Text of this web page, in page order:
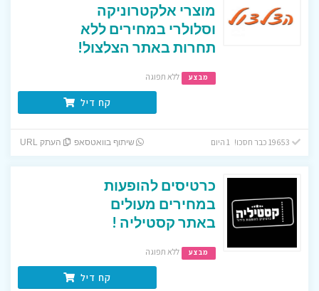
מוצרי אלקטרוניקה
וסלולרי במחירים ללא
תחרות באתר הצלצול!
מבצע ללא תפוגה
קח דיל
שיתוף בוואטסאפ העתק URL
כרטיסים להופעות
במחירים מעולים
באתר קסטיליה !
מבצע ללא תפוגה
קח דיל